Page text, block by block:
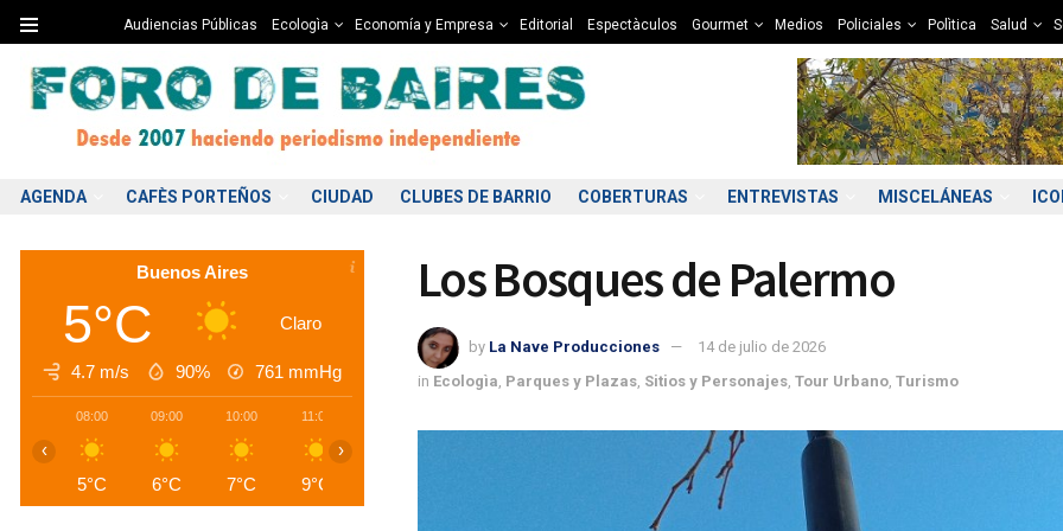
Audiencias Públicas Ecologìa Economía y Empresa Editorial Espectàculos Gourmet Medios Policiales Polìtica Salud
AGENDA CAFÈS PORTEÑOS CIUDAD CLUBES DE BARRIO COBERTURAS ENTREVISTAS MISCELÁNEAS
Los Bosques de Palermo
by La Nave Producciones
14 de julio de 2026
in Ecologìa Parques y Plazas Sitios y Personajes Tour Urbano Turismo
Buenos Aires
5°C Claro
4.7 m/s 90% 761 mmHg
08:00
5°C
09:00
6°C
10:00
7°C
11:00
9°C 12°C 12°C
‹ ›